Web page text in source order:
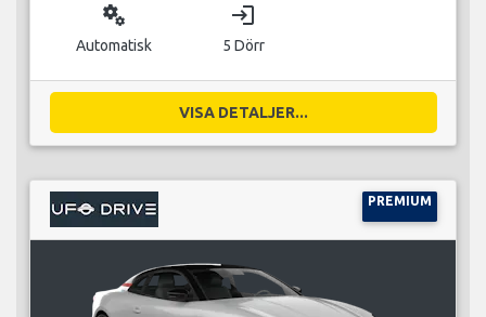
miscellaneous_services
Automatisk
login
5 Dörr
VISA DETALJER...
PREMIUM